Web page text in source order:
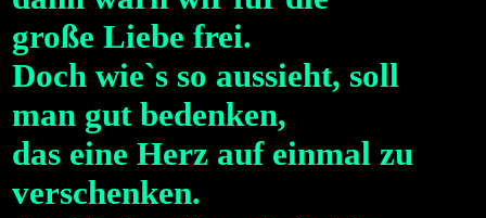
große Liebe frei.
Doch wie`s so aussieht, soll
man gut bedenken,
das eine Herz auf einmal zu
verschenken.